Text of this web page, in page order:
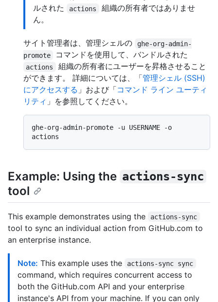
ルされた
actions
組織の所有者ではありませ
ん。
サイト管理者は、管理シェルの
ghe-org-admin-
promote
コマンドを使用して、バンドルされた
actions
組織の所有者にユーザーを昇格させること
ができます。 詳細については、「管理シェル (SSH)
にアクセスする 」および「コマンド ライン ユーティ
リティ 」を参照してください。
ghe-org-admin-promote -u USERNAME -o
Example: Using the actions-sync
tool
This example demonstrates using the actions-sync
tool to sync an individual action from GitHub.com to
an enterprise instance.
Note: This example uses the actions-sync sync
command, which requires concurrent access to
both the GitHub.com API and your enterprise
instance's API from your machine. If you can only